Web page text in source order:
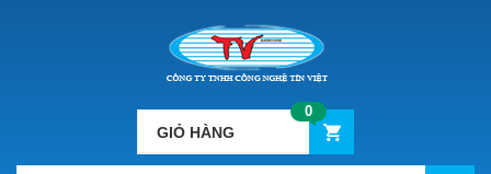
GIỎ HÀNG
0